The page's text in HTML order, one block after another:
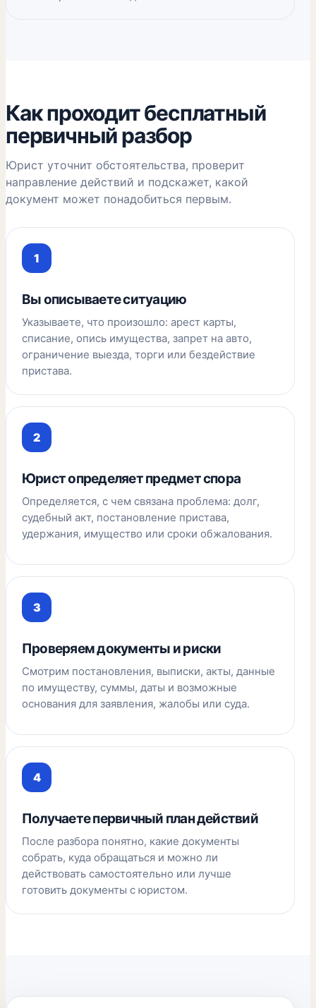
Как проходит бесплатный
первичный разбор
Юрист уточнит обстоятельства, проверит
направление действий и подскажет, какой
документ может понадобиться первым.
Вы описываете ситуацию
Указываете, что произошло: арест карты,
списание, опись имущества, запрет на авто,
ограничение выезда, торги или бездействие
пристава.
Юрист определяет предмет спора
Определяется, с чем связана проблема: долг,
судебный акт, постановление пристава,
удержания, имущество или сроки обжалования.
Проверяем документы и риски
Смотрим постановления, выписки, акты, данные
по имуществу, суммы, даты и возможные
основания для заявления, жалобы или суда.
Получаете первичный план действий
После разбора понятно, какие документы
собрать, куда обращаться и можно ли
действовать самостоятельно или лучше
готовить документы с юристом.